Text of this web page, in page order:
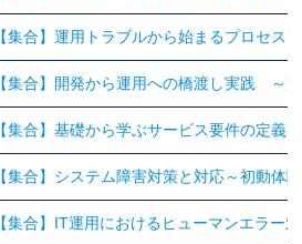
【集合】運用トラブルから始まるプロセ
【集合】開発から運用への橋渡し実践 ～
【集合】基礎から学ぶサービス要件の定
【集合】システム障害対策と対応～初動体
【集合】IT運用におけるヒューマンエラー